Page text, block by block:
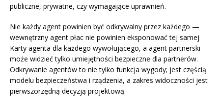
publiczne, prywatne, czy wymagające uprawnień.
Nie każdy agent powinien być odkrywalny przez każdego —
wewnętrzny agent płac nie powinien eksponować tej samej
Karty agenta dla każdego wywołującego, a agent partnerski
może widzieć tylko umiejętności bezpieczne dla partnerów.
Odkrywanie agentów to nie tylko funkcja wygody; jest częścią
modelu bezpieczeństwa i rządzenia, a zakres widoczności jest
pierwszorzędną decyzją projektową.